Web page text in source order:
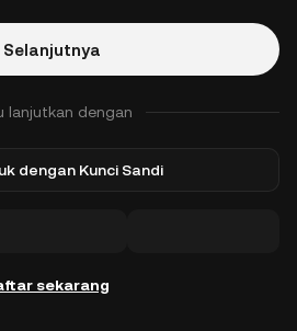
Selanjutnya
lanjutkan dengan
dengan Kunci Sandi
sekarang